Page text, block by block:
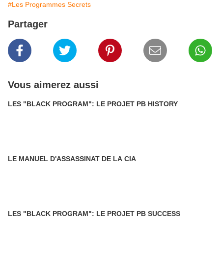
#Les Programmes Secrets
Partager
Vous aimerez aussi
LES "BLACK PROGRAM": LE PROJET PB HISTORY
LE MANUEL D'ASSASSINAT DE LA CIA
LES "BLACK PROGRAM": LE PROJET PB SUCCESS